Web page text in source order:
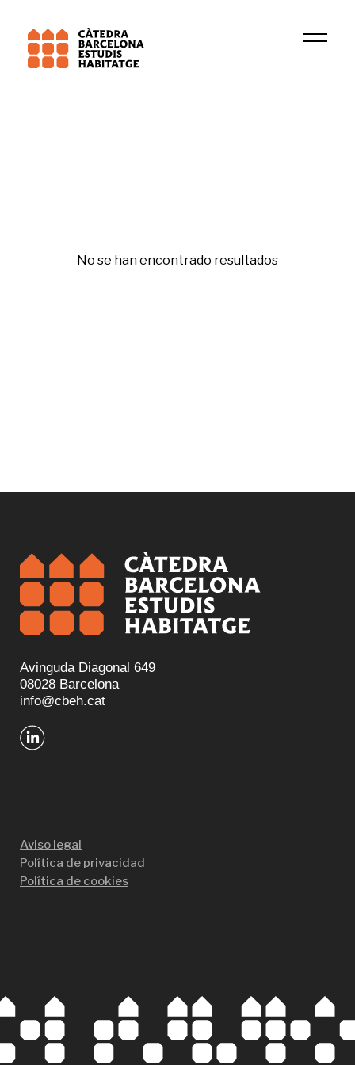
No se han encontrado resultados
Avinguda Diagonal 649
08028 Barcelona
info@cbeh.cat
Aviso legal
Política de privacidad
Política de cookies